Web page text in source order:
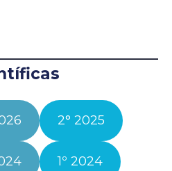
2° 2025
1º 2024